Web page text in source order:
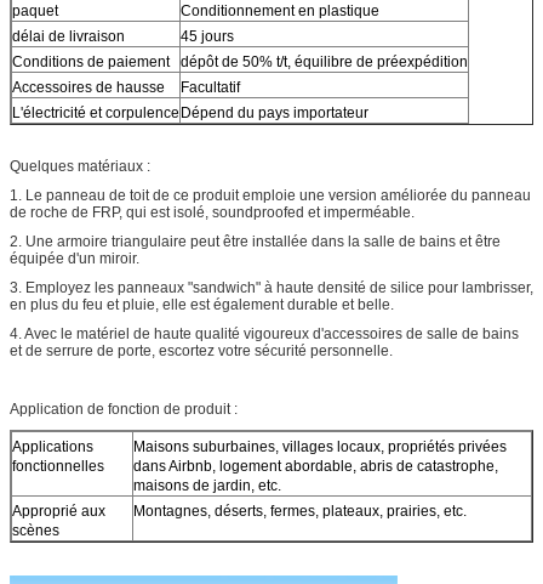
paquet
Conditionnement en plastique
délai de livraison
45 jours
Conditions de paiement
dépôt de 50% t/t, équilibre de préexpédition
Accessoires de hausse
Facultatif
L'électricité et corpulence Dépend du pays importateur
Quelques matériaux :
1. Le panneau de toit de ce produit emploie une version améliorée du panneau
de roche de FRP, qui est isolé, soundproofed et imperméable.
2. Une armoire triangulaire peut être installée dans la salle de bains et être
équipée d'un miroir.
3. Employez les panneaux "sandwich" à haute densité de silice pour lambrisser,
en plus du feu et pluie, elle est également durable et belle.
4. Avec le matériel de haute qualité vigoureux d'accessoires de salle de bains
et de serrure de porte, escortez votre sécurité personnelle.
Application de fonction de produit :
Applications
fonctionnelles
Maisons suburbaines, villages locaux, propriétés privées
dans Airbnb, logement abordable, abris de catastrophe,
maisons de jardin, etc.
Approprié aux
scènes
Montagnes, déserts, fermes, plateaux, prairies, etc.